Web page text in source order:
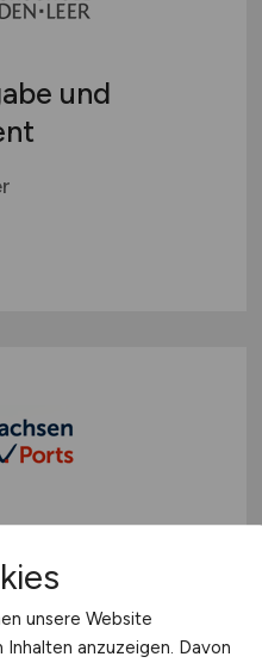
und
unsere Website
anzuzeigen. Davon